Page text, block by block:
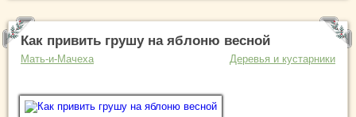
Как привить грушу на яблоню весной
Мать-и-Мачеха Деревья и кустарники